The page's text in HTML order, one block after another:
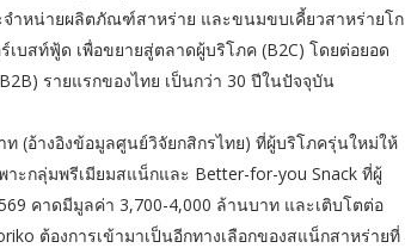
จำหน่ายผลิตภัณฑ์สาหร่าย และขนมขบเคี้ยวสาหร่ายโก
เบสท์ฟู้ด เพื่อขยายสู่ตลาดผู้บริโภค (B2C) โดยต่อยอด
รายแรกของไทย เป็นกว่า 30 ปีในปัจจุบัน
(อ้างอิงข้อมูลศูนย์วิจัยกสิกรไทย) ที่ผู้บริโภครุ่นใหม่ให้
ะกลุ่มพรีเมียมสแน็กและ Better-for-you Snack ที่ผู้
คาดมีมูลค่า 3,700-4,000 ล้านบาท และเติบโตต่อ
ต้องการเข้ามาเป็นอีกทางเลือกของสแน็กสาหร่ายที่